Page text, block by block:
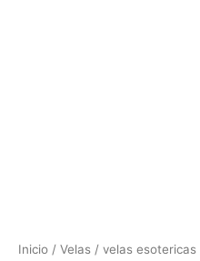
Inicio / Velas / velas esotericas